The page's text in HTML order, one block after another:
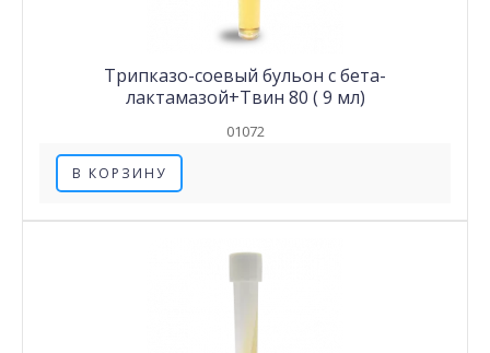
Трипказо-соевый бульон с бета-
лактамазой+Твин 80 ( 9 мл)
01072
В КОРЗИНУ